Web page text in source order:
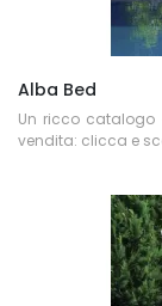
Alba Bed
Un ricco catalogo
vendita: clicca e